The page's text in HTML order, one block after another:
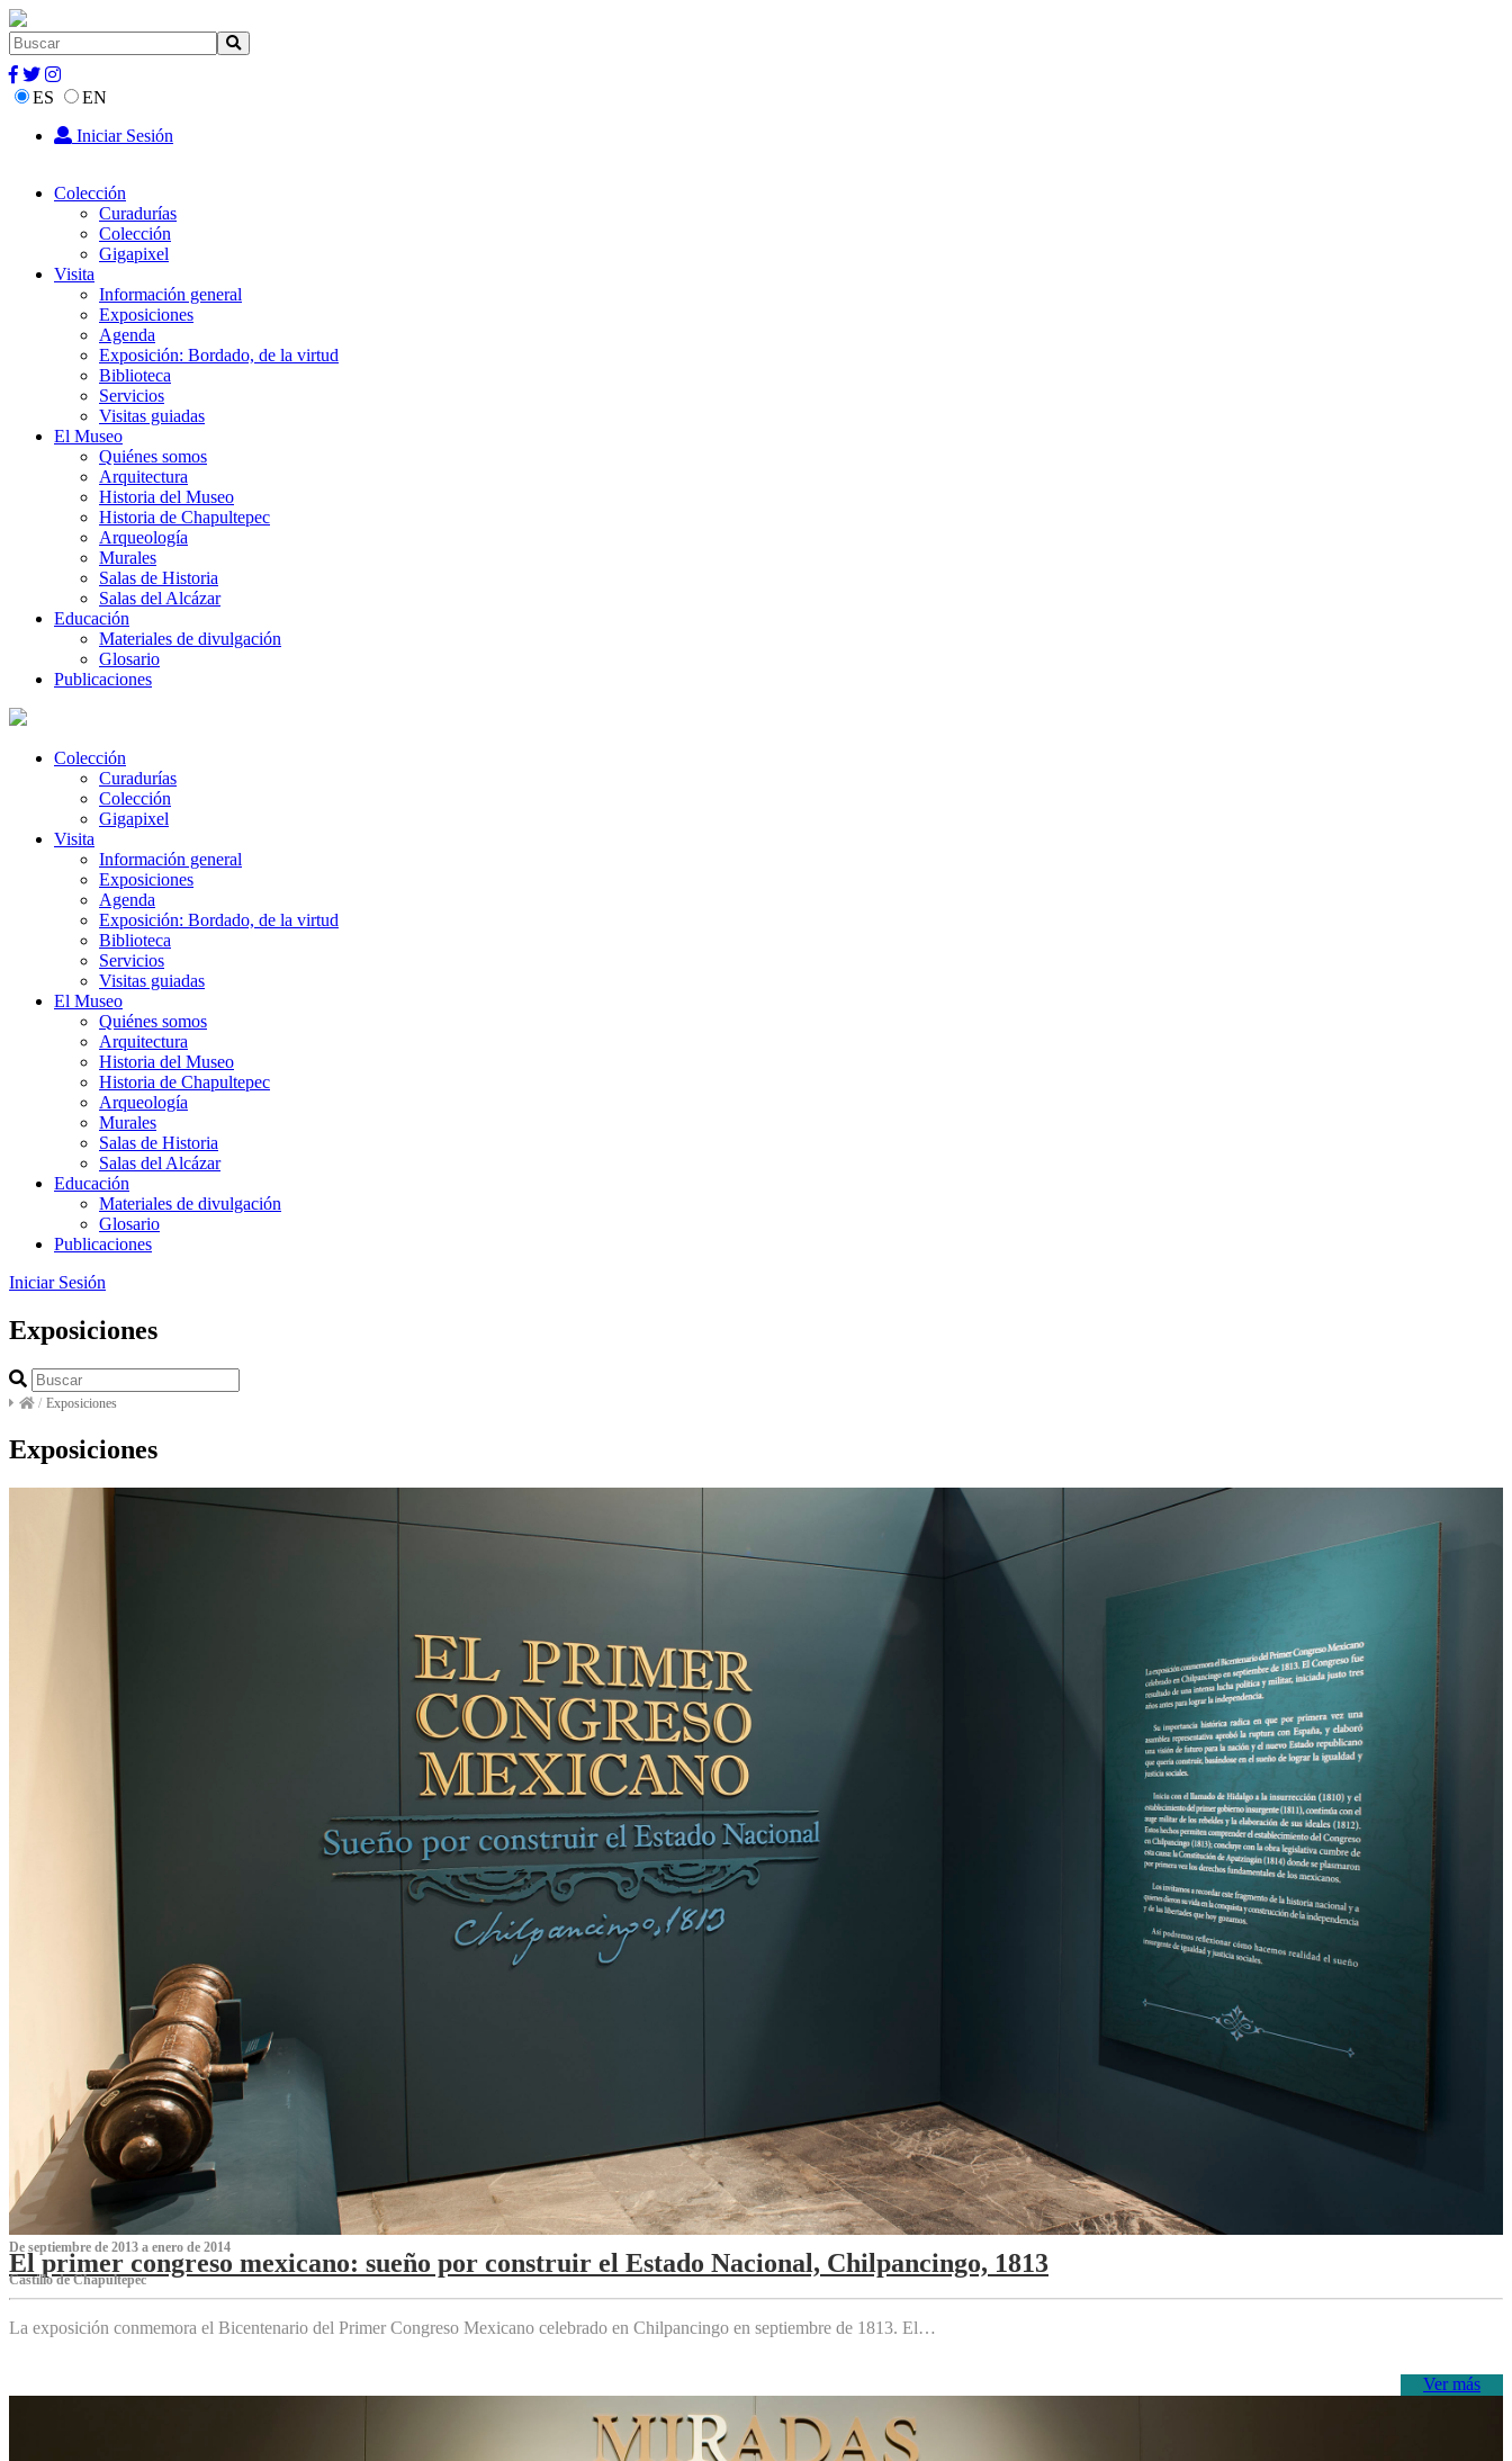
ES
EN
Iniciar Sesión
Colección
Curadurías
Colección
Gigapixel
Visita
Información general
Exposiciones
Agenda
Exposición: Bordado, de la virtud
Biblioteca
Servicios
Visitas guiadas
El Museo
Quiénes somos
Arquitectura
Historia del Museo
Historia de Chapultepec
Arqueología
Murales
Salas de Historia
Salas del Alcázar
Educación
Materiales de divulgación
Glosario
Publicaciones
Colección
Curadurías
Colección
Gigapixel
Visita
Información general
Exposiciones
Agenda
Exposición: Bordado, de la virtud
Biblioteca
Servicios
Visitas guiadas
El Museo
Quiénes somos
Arquitectura
Historia del Museo
Historia de Chapultepec
Arqueología
Murales
Salas de Historia
Salas del Alcázar
Educación
Materiales de divulgación
Glosario
Publicaciones
Iniciar Sesión
Exposiciones
/ Exposiciones
Exposiciones
De septiembre de 2013 a enero de 2014
El primer congreso mexicano: sueño por construir el Estado Nacional, Chilpancingo, 1813
Castillo de Chapultepec
La exposición conmemora el Bicentenario del Primer Congreso Mexicano celebrado en Chilpancingo en septiembre de 1813. El…
Ver más